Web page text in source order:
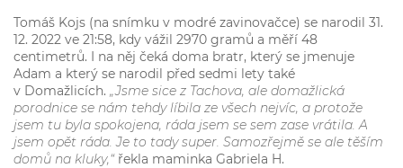
Tomáš Kojs (na snímku v modré zavinovačce) se narodil 31.
12. 2022 ve 21:58, kdy vážil 2970 gramů a měří 48
centimetrů. I na něj čeká doma bratr, který se jmenuje
Adam a který se narodil před sedmi lety také
v Domažlicích. „Jsme sice z Tachova, ale domažlická
porodnice se nám tehdy líbila ze všech nejvíc, a protože
jsem tu byla spokojena, ráda jsem se sem zase vrátila. A
jsem opět ráda. Je to tady super. Samozřejmě se ale těším
domů na kluky,“řekla maminka Gabriela H.